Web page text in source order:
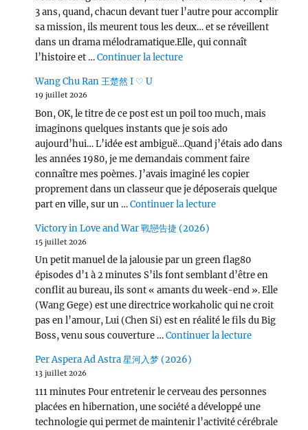
3 ans, quand, chacun devant tuer l’autre pour accomplir
sa mission, ils meurent tous les deux… et se réveillent
dans un drama mélodramatique.Elle, qui connaît
l’histoire et …Continuer la lecturede « Love, Lies, and Spies
Wang Chu Ran 王楚然 I ♡ U
19 juillet 2026
Bon, OK, le titre de ce post est un poil too much, mais
imaginons quelques instants que je sois ado
aujourd’hui… L’idée est ambiguë…Quand j’étais ado dans
les années 1980, je me demandais comment faire
connaître mes poèmes. J’avais imaginé les copier
proprement dans un classeur que je déposerais quelque
part en ville, sur un …Continuer la lecturede « Wang Chu Ran
Victory in Love and War 戰戀告捷 (2026)
15 juillet 2026
Un petit manuel de la jalousie par un green flag80
épisodes d’1 à 2 minutes S’ils font semblant d’être en
conflit au bureau, ils sont « amants du week-end ». Elle
(Wang Gege) est une directrice workaholic qui ne croit
pas en l’amour, Lui (Chen Si) est en réalité le fils du Big
Boss, venu sous couverture …Continuer la lecturede « Victory
Per Aspera Ad Astra 星河入梦 (2026)
13 juillet 2026
111 minutes Pour entretenir le cerveau des personnes
placées en hibernation, une société a développé une
technologie qui permet de maintenir l’activité cérébrale